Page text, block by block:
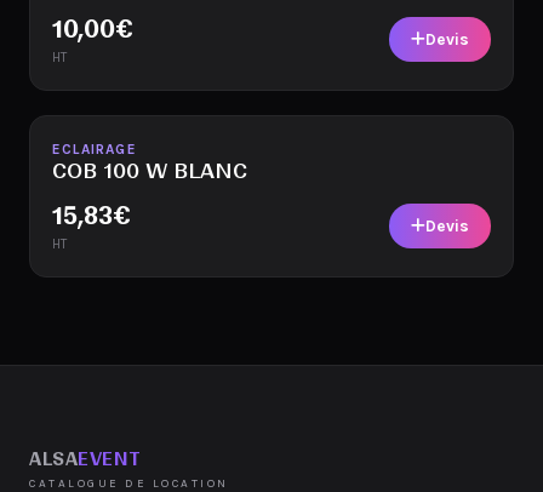
10,00€
HT
Devis
Disponible
ECLAIRAGE
COB 100 W BLANC
15,83€
HT
Devis
ALSAEVENT
CATALOGUE DE LOCATION